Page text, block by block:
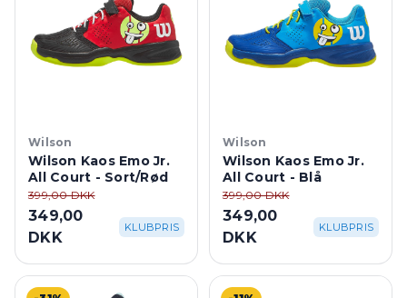
Wilson
Wilson Kaos Emo Jr.
All Court - Sort/Rød
399,00 DKK
349,00
DKK
KLUBPRIS
Wilson
Wilson Kaos Emo Jr.
All Court - Blå
399,00 DKK
349,00
DKK
KLUBPRIS